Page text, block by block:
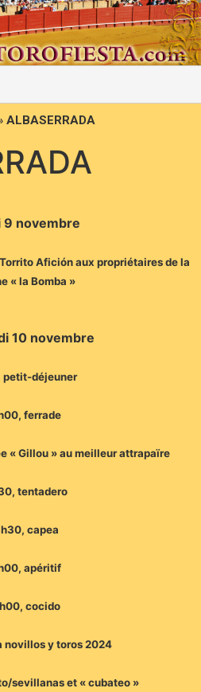
ALBASERRADA
9 novembre
Afición aux propriétaires de la
« la Bomba »
10 novembre
petit-déjeuner
ferrade
« Gillou » au meilleur attrapaïre
tentadero
capea
apéritif
cocido
novillos y toros 2024
sevillanas et « cubateo »